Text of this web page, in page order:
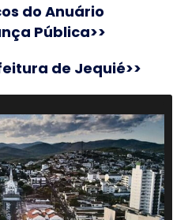
do Anuário
Pública>>
de Jequié>>